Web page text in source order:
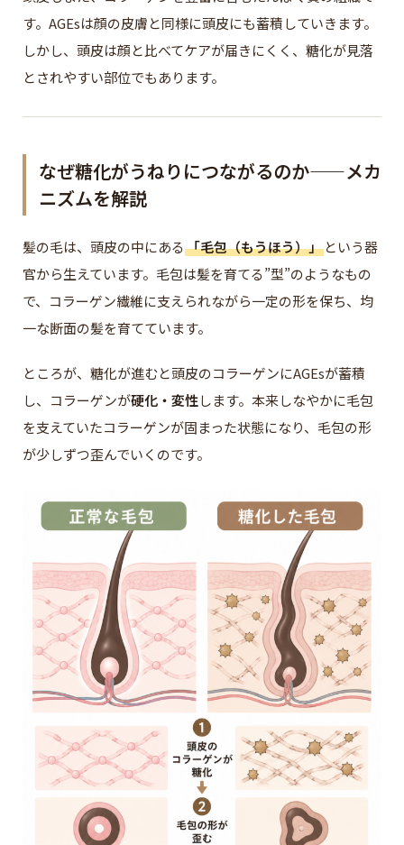
す。AGEsは顔の皮膚と同様に頭皮にも蓄積していきます。
しかし、頭皮は顔と比べてケアが届きにくく、糖化が見落
とされやすい部位でもあります。
なぜ糖化がうねりにつながるのか——メカ
ニズムを解説
髪の毛は、頭皮の中にある「毛包（もうほう）」という器
官から生えています。毛包は髪を育てる”型”のようなもの
で、コラーゲン繊維に支えられながら一定の形を保ち、均
一な断面の髪を育てています。
ところが、糖化が進むと頭皮のコラーゲンにAGEsが蓄積
し、コラーゲンが硬化・変性します。本来しなやかに毛包
を支えていたコラーゲンが固まった状態になり、毛包の形
が少しずつ歪んでいくのです。